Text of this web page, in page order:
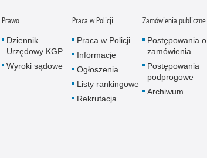
Prawo
Dziennik
Urzędowy KGP
Wyroki sądowe
Praca w Policji
Praca w Policji
Informacje
Ogłoszenia
Listy rankingowe
Rekrutacja
Zamówienia publiczne
Postępowania o
zamówienia
Postępowania
podprogowe
Archiwum